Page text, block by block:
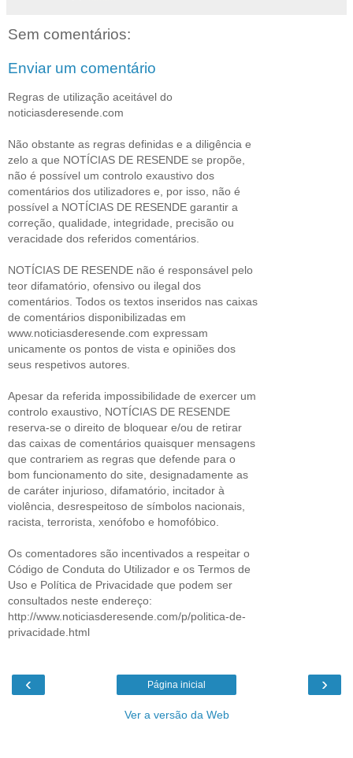
Sem comentários:
Enviar um comentário
Regras de utilização aceitável do
noticiasderesende.com
Não obstante as regras definidas e a diligência e
zelo a que NOTÍCIAS DE RESENDE se propõe,
não é possível um controlo exaustivo dos
comentários dos utilizadores e, por isso, não é
possível a NOTÍCIAS DE RESENDE garantir a
correção, qualidade, integridade, precisão ou
veracidade dos referidos comentários.
NOTÍCIAS DE RESENDE não é responsável pelo
teor difamatório, ofensivo ou ilegal dos
comentários. Todos os textos inseridos nas caixas
de comentários disponibilizadas em
www.noticiasderesende.com expressam
unicamente os pontos de vista e opiniões dos
seus respetivos autores.
Apesar da referida impossibilidade de exercer um
controlo exaustivo, NOTÍCIAS DE RESENDE
reserva-se o direito de bloquear e/ou de retirar
das caixas de comentários quaisquer mensagens
que contrariem as regras que defende para o
bom funcionamento do site, designadamente as
de caráter injurioso, difamatório, incitador à
violência, desrespeitoso de símbolos nacionais,
racista, terrorista, xenófobo e homofóbico.
Os comentadores são incentivados a respeitar o
Código de Conduta do Utilizador e os Termos de
Uso e Política de Privacidade que podem ser
consultados neste endereço:
http://www.noticiasderesende.com/p/politica-de-
privacidade.html
‹ ›
Página inicial
Ver a versão da Web